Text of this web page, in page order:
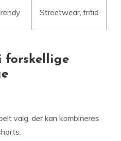
Streetwear, fritid
forskellige
valg, der kan kombineres